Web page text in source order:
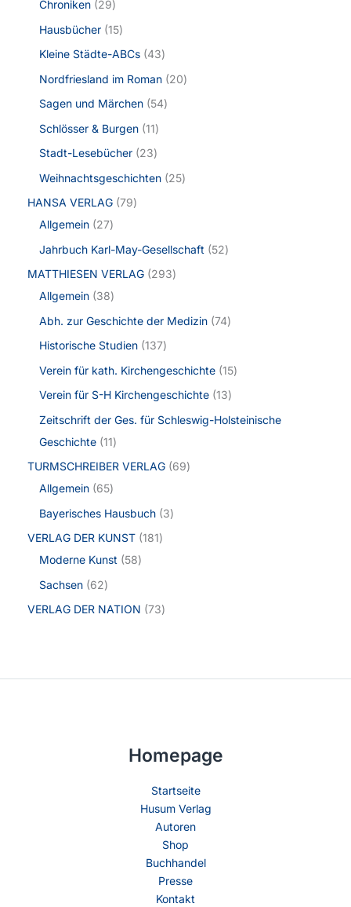
Chroniken 29
Hausbücher 15
Kleine Städte-ABCs 43
Nordfriesland im Roman 20
Sagen und Märchen 54
Schlösser & Burgen 11
Stadt-Lesebücher 23
Weihnachtsgeschichten 25
HANSA VERLAG 79
Allgemein 27
Jahrbuch Karl-May-Gesellschaft
52
MATTHIESEN VERLAG 293
Allgemein 38
Abh. zur Geschichte der Medizin 74
Historische Studien 137
Verein für kath. Kirchengeschichte 15
Verein für S-H Kirchengeschichte 13
Zeitschrift der Ges. für Schleswig-Holsteinische
Geschichte 11
TURMSCHREIBER VERLAG 69
Allgemein 65
Bayerisches Hausbuch 3
VERLAG DER KUNST 181
Moderne Kunst
58
Sachsen 62
VERLAG DER NATION 73
Homepage
Startseite
Husum Verlag
Autoren
Shop
Buchhandel
Presse
Kontakt